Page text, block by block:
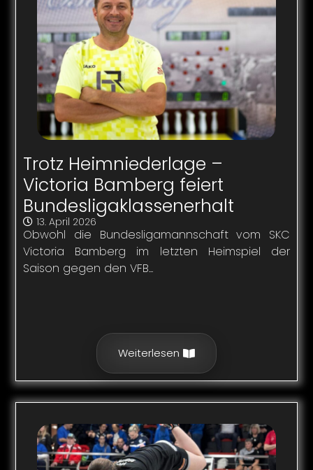
Trotz Heimniederlage –
Victoria Bamberg feiert
Bundesligaklassenerhalt
13. April 2026
Obwohl die Bundesligamannschaft vom SKC
Victoria Bamberg im letzten Heimspiel der
Saison gegen den VFB...
Weiterlesen